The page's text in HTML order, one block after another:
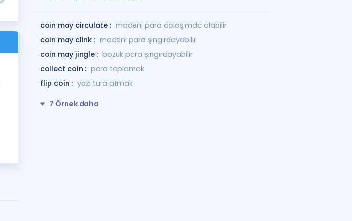
coin may circulate : madeni para dolaşımda olabilir
coin may clink : madeni para şıngırdayabilir
coin may jingle : bozuk para şıngırdayabilir
collect coin : para toplamak
flip coin : yazı tura atmak
7 Örnek daha